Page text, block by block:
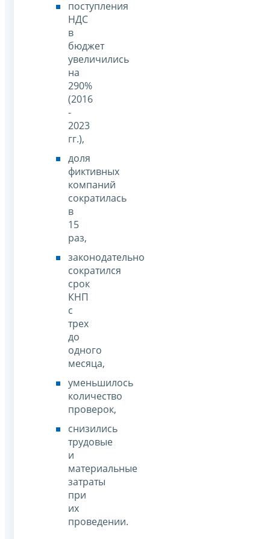
поступления
НДС
в
бюджет
увеличились
на
290%
(2016
-
2023
гг.),
доля
фиктивных
компаний
сократилась
в
15
раз,
законодательно
сократился
срок
КНП
с
трех
до
одного
месяца,
уменьшилось
количество
проверок,
снизились
трудовые
и
материальные
затраты
при
их
проведении.